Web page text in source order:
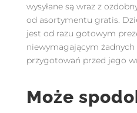
wysyłane są wraz z
od asortymentu gratis.
jest od razu gotowym
niewymagającym
przygotowań przed jego
Może